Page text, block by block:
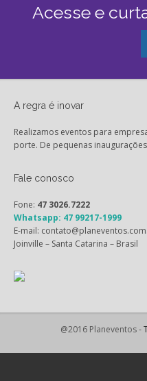
Acesse e
A regra é inovar
Realizamos eventos para
porte. De pequenas
Fale conosco
Fone: 47 3026.7222
Whatsapp: 47 99217-1999
E-mail:
Joinville – Santa Catarina – Brasil
@2016 Planeventos -